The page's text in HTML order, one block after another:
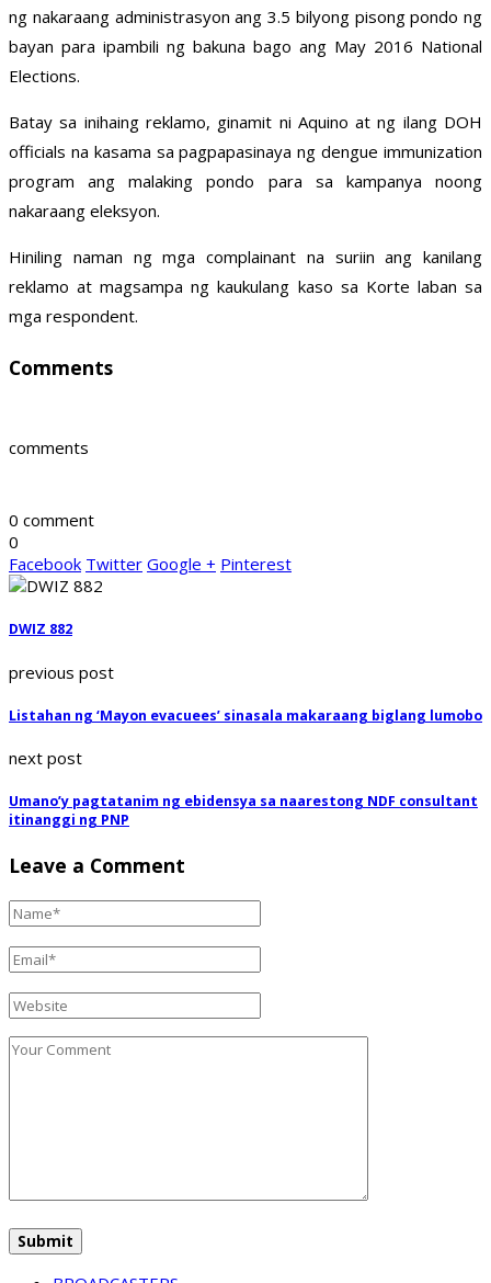
ng nakaraang administrasyon ang 3.5 bilyong pisong pondo ng
bayan para ipambili ng bakuna bago ang May 2016 National
Elections.
Batay sa inihaing reklamo, ginamit ni Aquino at ng ilang DOH
officials na kasama sa pagpapasinaya ng dengue immunization
program ang malaking pondo para sa kampanya noong
nakaraang eleksyon.
Hiniling naman ng mga complainant na suriin ang kanilang
reklamo at magsampa ng kaukulang kaso sa Korte laban sa
mga respondent.
Comments
comments
0 comment
0
Facebook Twitter Google + Pinterest
DWIZ 882
previous post
Listahan ng ‘Mayon evacuees’ sinasala makaraang biglang lumobo
next post
Umano’y pagtatanim ng ebidensya sa naarestong NDF consultant
itinanggi ng PNP
Leave a Comment